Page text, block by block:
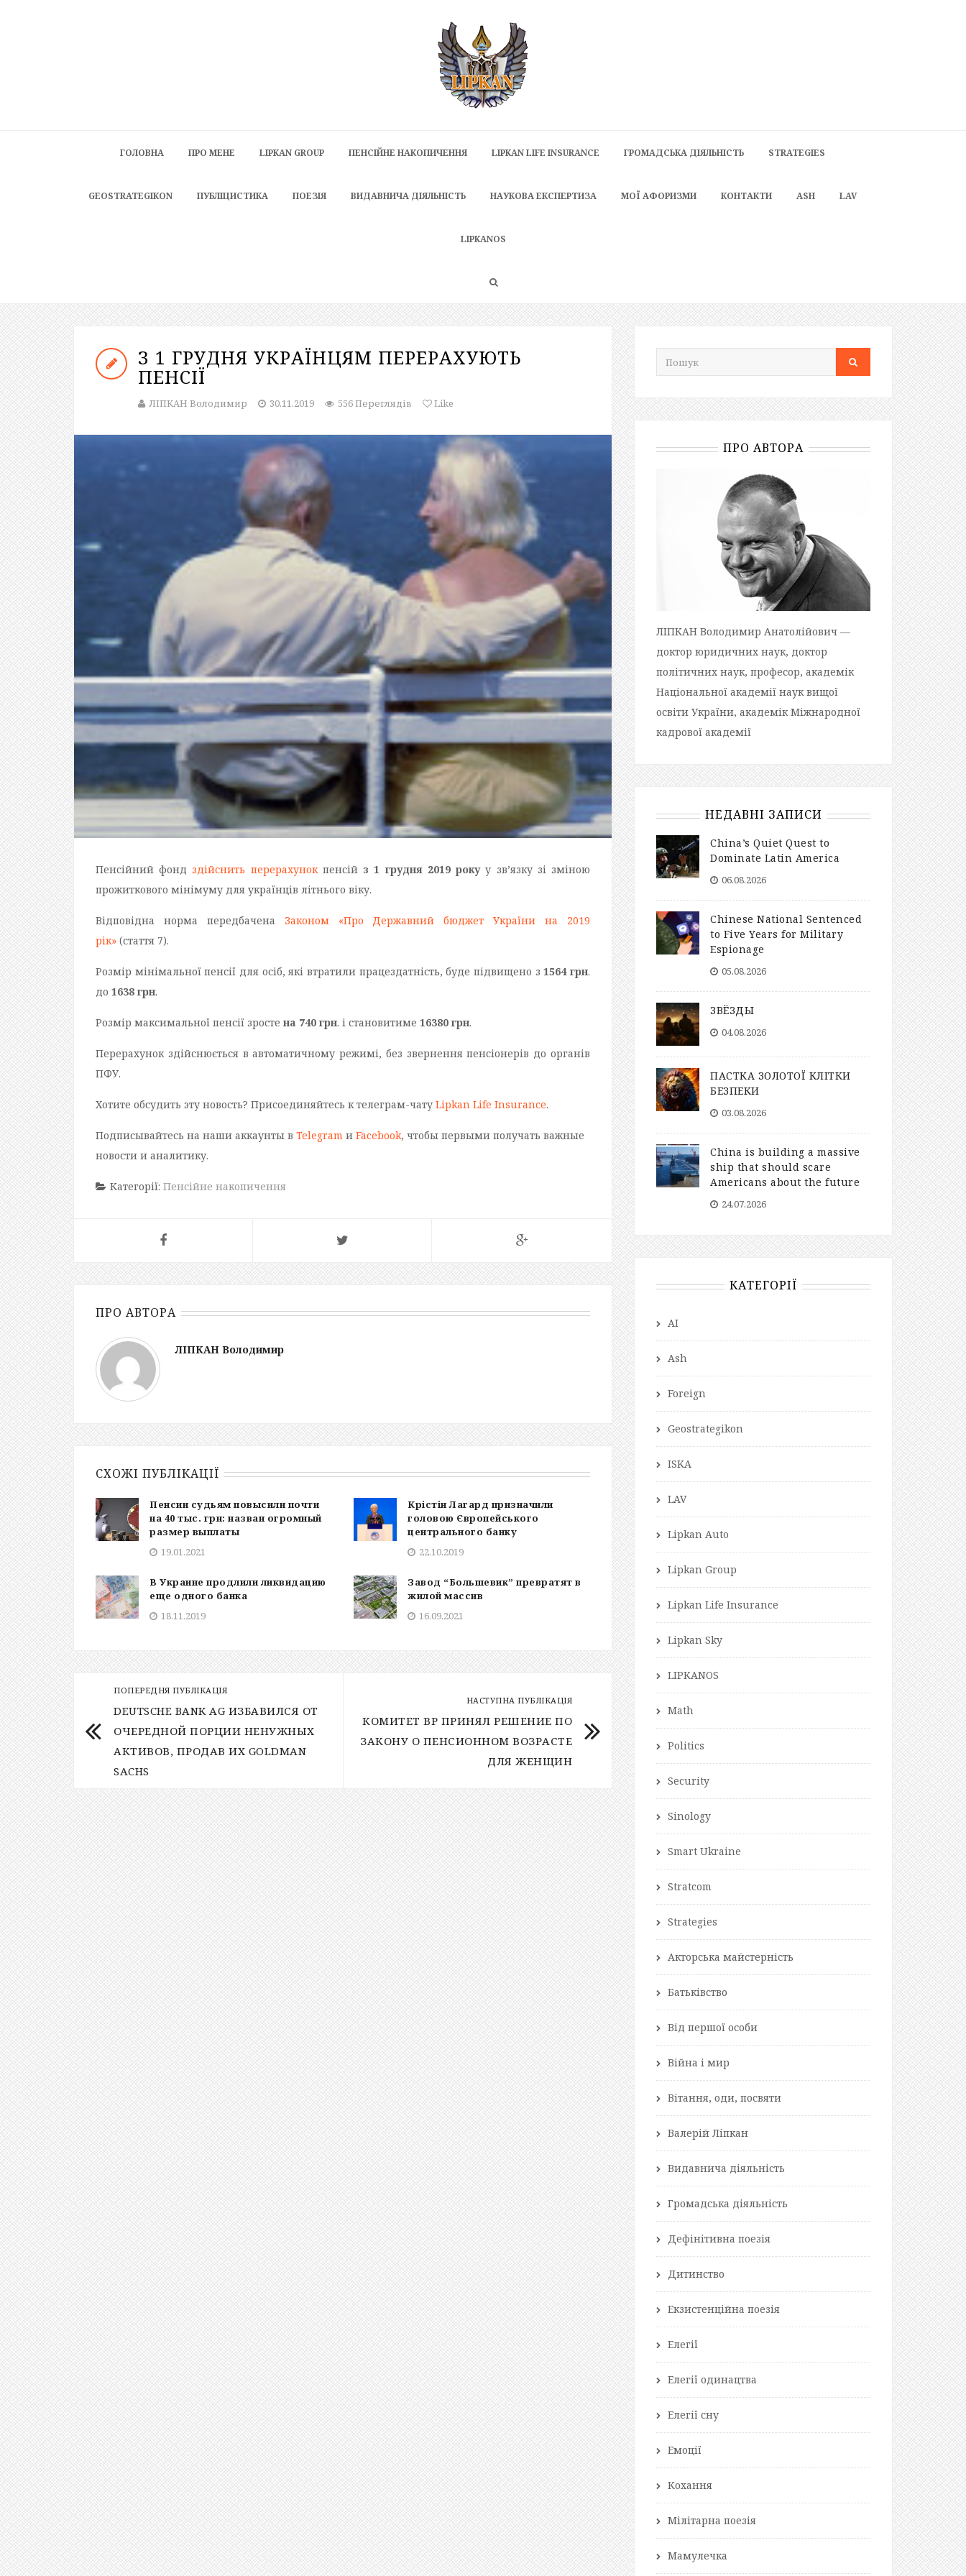
ГОЛОВНА ПРО МЕНЕ LIPKAN GROUP ПЕНСІЙНЕ НАКОПИЧЕННЯ LIPKAN LIFE INSURANCE ГРОМАДСЬКА ДІЯЛЬНІСТЬ STRATEGIES
GEOSTRATEGIKON ПУБЛІЦИСТИКА ПОЕЗІЯ ВИДАВНИЧА ДІЯЛЬНІСТЬ НАУКОВА ЕКСПЕРТИЗА МОЇ АФОРИЗМИ КОНТАКТИ ASH LAV
LIPKANOS
З 1 ГРУДНЯ УКРАЇНЦЯМ ПЕРЕРАХУЮТЬ
ПЕНСІЇ
ЛІПКАН Володимир 30.11.2019 556 Переглядів Like
Пенсійний фондздійснить перерахунокпенсійз 1 грудня 2019 рокуу зв’язку зі зміною
прожиткового мінімуму для українців літнього віку.
Відповідна норма передбачена Законом «Про Державний бюджет України на 2019
рік» (стаття 7).
Розмір мінімальної пенсії для осіб, які втратили працездатність, буде підвищено з1564 грн.
до 1638 грн.
Розмір максимальної пенсії зросте на 740 грн. і становитиме 16380 грн.
Перерахунок здійснюється в автоматичному режимі, без звернення пенсіонерів до органів
ПФУ.
Хотите обсудить эту новость? Присоединяйтесь к телеграм-чату Lipkan Life Insurance.
Подписывайтесь на наши аккаунты в Telegram и Facebook, чтобы первыми получать важные
новости и аналитику.
Категорії: Пенсійне накопичення
ПРО АВТОРА
ЛІПКАН Володимир
СХОЖІ ПУБЛІКАЦІЇ
Пенсии судьям повысили почти
на 40 тыс. грн: назван огромный
размер выплаты
19.01.2021
Крістін Лагард призначили
головою Європейського
центрального банку
22.10.2019
В Украине продлили ликвидацию
еще одного банка
18.11.2019
Завод “Большевик” превратят в
жилой массив
16.09.2021
ПОПЕРЕДНЯ ПУБЛІКАЦІЯ
DEUTSCHE BANK AG ИЗБАВИЛСЯ ОТ
ОЧЕРЕДНОЙ ПОРЦИИ НЕНУЖНЫХ
АКТИВОВ, ПРОДАВ ИХ GOLDMAN
SACHS
НАСТУПНА ПУБЛІКАЦІЯ
КОМИТЕТ ВР ПРИНЯЛ РЕШЕНИЕ ПО
ЗАКОНУ О ПЕНСИОННОМ ВОЗРАСТЕ
ДЛЯ ЖЕНЩИН
ПРО АВТОРА
ЛІПКАН Володимир Анатолійович —
доктор юридичних наук, доктор
політичних наук, професор, академік
Національної академії наук вищої
освіти України, академік Міжнародної
кадрової академії
НЕДАВНІ ЗАПИСИ
China’s Quiet Quest to
Dominate Latin America
06.08.2026
Chinese National Sentenced
to Five Years for Military
Espionage
05.08.2026
ЗВЁЗДЫ
04.08.2026
ПАСТКА ЗОЛОТОЇ КЛІТКИ
БЕЗПЕКИ
03.08.2026
China is building a massive
ship that should scare
Americans about the future
24.07.2026
КАТЕГОРІЇ
AI
Ash
Foreign
Geostrategikon
ISKA
LAV
Lipkan Auto
Lipkan Group
Lipkan Life Insurance
Lipkan Sky
LIPKANOS
Math
Politics
Security
Sinology
Smart Ukraine
Stratcom
Strategies
Акторська майстерність
Батьківство
Від першої особи
Війна і мир
Вітання, оди, посвяти
Валерій Ліпкан
Видавнича діяльність
Громадська діяльність
Дефінітивна поезія
Дитинство
Екзистенційна поезія
Елегії
Елегії одинацтва
Елегії сну
Емоції
Кохання
Мілітарна поезія
Мамулечка